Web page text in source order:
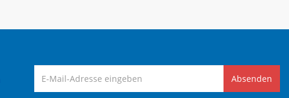
Absenden